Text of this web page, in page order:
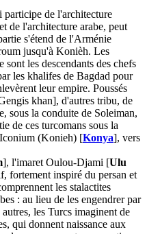
de l'architecture
de l'architecture arabe, peut
s'étend de l'Arménie
jusqu'à Konièh. Les
sont les descendants des chefs
les khalifes de Bagdad pour
leur empire. Poussés
khan], d'autres tribu, de
sous la conduite de Soleiman,
de ces turcomans sous la
(Konieh) [Konya], vers
], l'imaret Oulou-Djami [Ulu
fortement inspiré du persan et
les stalactites
: au lieu de les engendrer par
les Turcs imaginent de
qui donnent naissance aux